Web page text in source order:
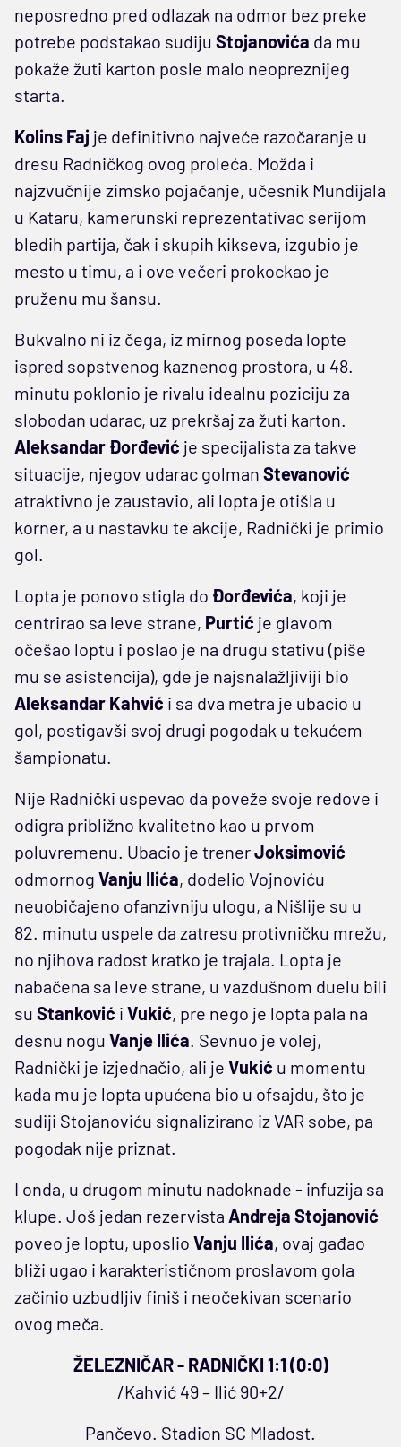
neposredno pred odlazak na odmor bez preke
potrebe podstakao sudiju Stojanovića da mu
pokaže žuti karton posle malo neopreznijeg
starta.
Kolins Faj je definitivno najveće razočaranje u
dresu Radničkog ovog proleća. Možda i
najzvučnije zimsko pojačanje, učesnik Mundijala
u Kataru, kamerunski reprezentativac serijom
bledih partija, čak i skupih kikseva, izgubio je
mesto u timu, a i ove večeri prokockao je
pruženu mu šansu.
Bukvalno ni iz čega, iz mirnog poseda lopte
ispred sopstvenog kaznenog prostora, u 48.
minutu poklonio je rivalu idealnu poziciju za
slobodan udarac, uz prekršaj za žuti karton.
Aleksandar Đorđević je specijalista za takve
situacije, njegov udarac golman Stevanović
atraktivno je zaustavio, ali lopta je otišla u
korner, a u nastavku te akcije, Radnički je primio
gol.
Lopta je ponovo stigla do Đorđevića, koji je
centrirao sa leve strane, Purtić je glavom
očešao loptu i poslao je na drugu stativu (piše
mu se asistencija), gde je najsnalažljiviji bio
Aleksandar Kahvić i sa dva metra je ubacio u
gol, postigavši svoj drugi pogodak u tekućem
šampionatu.
Nije Radnički uspevao da poveže svoje redove i
odigra približno kvalitetno kao u prvom
poluvremenu. Ubacio je trenerJoksimović
odmornog Vanju Ilića, dodelio Vojnoviću
neuobičajeno ofanzivniju ulogu, a Nišlije su u
82. minutu uspele da zatresu protivničku mrežu,
no njihova radost kratko je trajala. Lopta je
nabačena sa leve strane, u vazdušnom duelu bili
su Stanković i Vukić, pre nego je lopta pala na
desnu nogu Vanje Ilića. Sevnuo je volej,
Radnički je izjednačio, ali je Vukić u momentu
kada mu je lopta upućena bio u ofsajdu, što je
sudiji Stojanoviću signalizirano iz VAR sobe, pa
pogodak nije priznat.
I onda, u drugom minutu nadoknade - infuzija sa
klupe. Još jedan rezervista Andreja Stojanović
poveo je loptu, uposlio Vanju Ilića, ovaj gađao
bliži ugao i karakterističnom proslavom gola
začinio uzbudljiv finiš i neočekivan scenario
ovog meča.
ŽELEZNIČAR - RADNIČKI 1:1 (0:0)
/Kahvić 49 – Ilić 90+2/
Pančevo. Stadion SC Mladost.